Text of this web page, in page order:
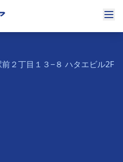
２丁目１３−８ ハタエビル2F